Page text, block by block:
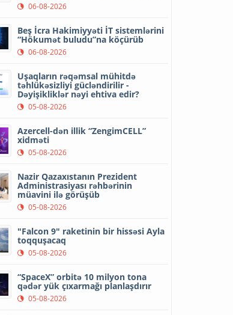
06-08-2026
Beş İcra Hakimiyyəti İT sistemlərini
“Hökumət buludu”na köçürüb
06-08-2026
Uşaqların rəqəmsal mühitdə
təhlükəsizliyi gücləndirilir -
Dəyişikliklər nəyi ehtiva edir?
05-08-2026
Azercell-dən illik “ZengimCELL”
xidməti
05-08-2026
Nazir Qazaxıstanın Prezident
Administrasiyası rəhbərinin
müavini ilə görüşüb
05-08-2026
"Falcon 9" raketinin bir hissəsi Ayla
toqquşacaq
05-08-2026
“SpaceX” orbitə 10 milyon tona
qədər yük çıxarmağı planlaşdırır
05-08-2026